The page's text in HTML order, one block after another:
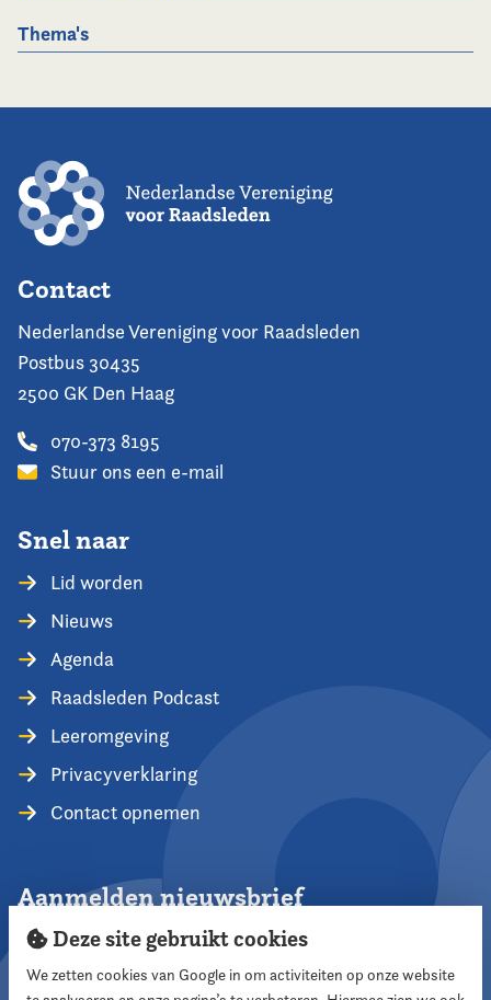
Thema's
Contact
Nederlandse Vereniging voor Raadsleden
Postbus 30435
2500 GK Den Haag
070-373 8195
Stuur ons een e-mail
Snel naar
Lid worden
Nieuws
Agenda
Raadsleden Podcast
Leeromgeving
Privacyverklaring
Contact opnemen
Aanmelden nieuwsbrief
Deze site gebruikt cookies
We zetten cookies van Google in om activiteiten op onze website